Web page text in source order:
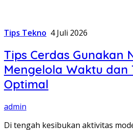
Tips Tekno 4 Juli 2026
Tips Cerdas Gunakan
Mengelola Waktu dan
Optimal
admin
Di tengah kesibukan aktivitas